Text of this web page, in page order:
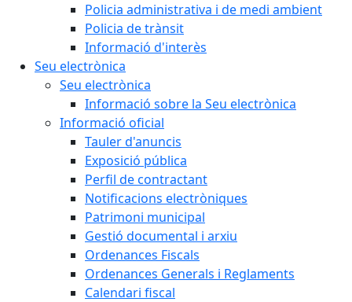
Policia administrativa i de medi ambient
Policia de trànsit
Informació d'interès
Seu electrònica
Seu electrònica
Informació sobre la Seu electrònica
Informació oficial
Tauler d'anuncis
Exposició pública
Perfil de contractant
Notificacions electròniques
Patrimoni municipal
Gestió documental i arxiu
Ordenances Fiscals
Ordenances Generals i Reglaments
Calendari fiscal